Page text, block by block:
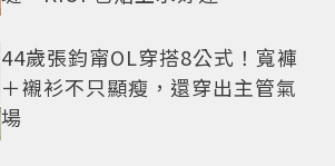
44歲張鈞甯OL穿搭8公式！寬褲
＋襯衫不只顯瘦，還穿出主管氣
場